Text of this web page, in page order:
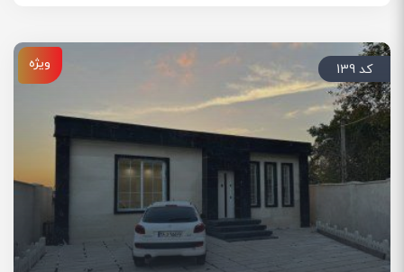
ویژه کد 139